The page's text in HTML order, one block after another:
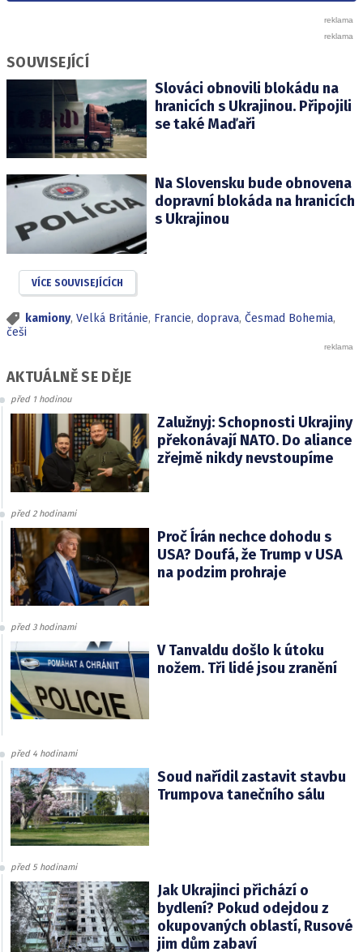
SOUVISEJÍCÍ
Slováci obnovili blokádu na
hranicích s Ukrajinou. Připojili
se také Maďaři
Na Slovensku bude obnovena
dopravní blokáda na hranicích
s Ukrajinou
VÍCE SOUVISEJÍCÍCH
kamiony, Velká Británie, Francie, doprava, Česmad Bohemia,
češi
AKTUÁLNĚ SE DĚJE
před 1 hodinou
Zalužnyj: Schopnosti Ukrajiny
překonávají NATO. Do aliance
zřejmě nikdy nevstoupíme
před 2 hodinami
Proč Írán nechce dohodu s
USA? Doufá, že Trump v USA
na podzim prohraje
před 3 hodinami
V Tanvaldu došlo k útoku
nožem. Tři lidé jsou zranění
před 4 hodinami
Soud nařídil zastavit stavbu
Trumpova tanečního sálu
před 5 hodinami
Jak Ukrajinci přichází o
bydlení? Pokud odejdou z
okupovaných oblastí, Rusové
jim dům zabaví